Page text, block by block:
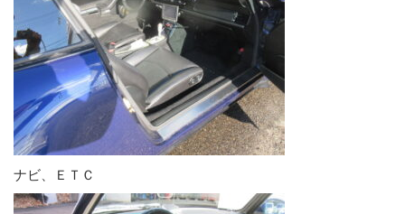
ナビ、ＥＴＣ